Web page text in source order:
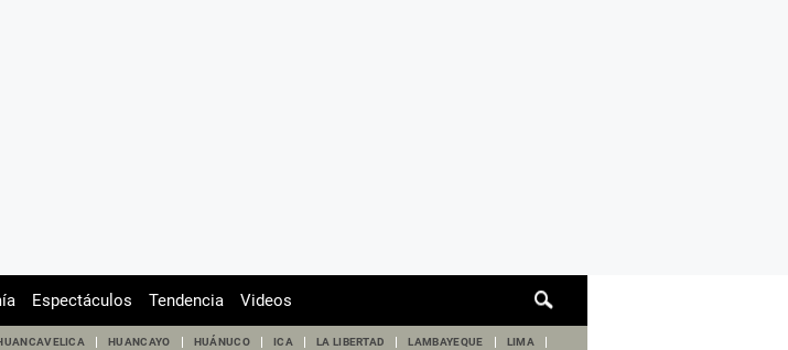
de
Espectáculos Tendencia Videos
HUANCAYO HUÁNUCO ICA LA LIBERTAD LAMBAYEQUE LIMA